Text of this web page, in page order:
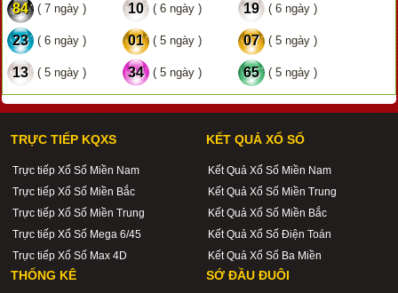
84 ( 7 ngày ) 10 ( 6 ngày ) 19 ( 6 ngày )
23 ( 6 ngày ) 01 ( 5 ngày ) 07 ( 5 ngày )
13 ( 5 ngày ) 34 ( 5 ngày ) 65 ( 5 ngày )
TRỰC TIẾP KQXS
Trực tiếp Xổ Số Miền Nam
Trực tiếp Xổ Số Miền Bắc
Trực tiếp Xổ Số Miền Trung
Trực tiếp Xổ Số Mega 6/45
Trực tiếp Xổ Số Max 4D
KẾT QUẢ XỔ SỐ
Kết Quả Xổ Số Miền Nam
Kết Quả Xổ Số Miền Trung
Kết Quả Xổ Số Miền Bắc
Kết Quả Xổ Số Điện Toán
Kết Quả Xổ Số Ba Miền
THỐNG KÊ SỚ ĐẦU ĐUÔI